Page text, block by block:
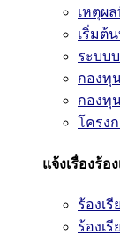
เหตุผ
เริ่มต้
ระบบ
กองทุ
กองทุ
โครง
แจ้งเรื่องร้อ
ร้องเ
ร้องเ